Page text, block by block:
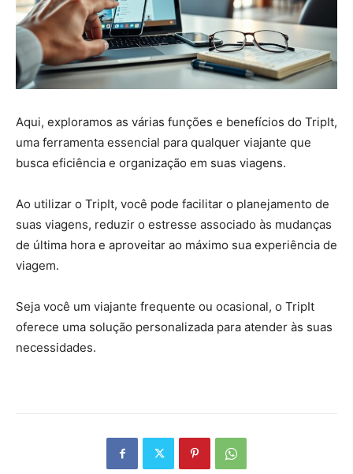
Aqui, exploramos as várias funções e benefícios do TripIt,
uma ferramenta essencial para qualquer viajante que
busca eficiência e organização em suas viagens.
Ao utilizar o TripIt, você pode facilitar o planejamento de
suas viagens, reduzir o estresse associado às mudanças
de última hora e aproveitar ao máximo sua experiência de
viagem.
Seja você um viajante frequente ou ocasional, o TripIt
oferece uma solução personalizada para atender às suas
necessidades.